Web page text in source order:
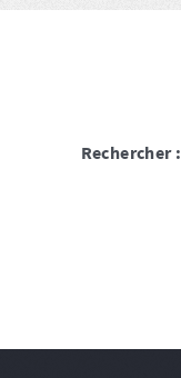
Rechercher :